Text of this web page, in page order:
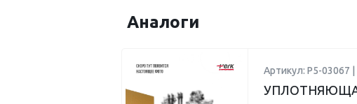
Аналоги
Артикул: P5-03067 |